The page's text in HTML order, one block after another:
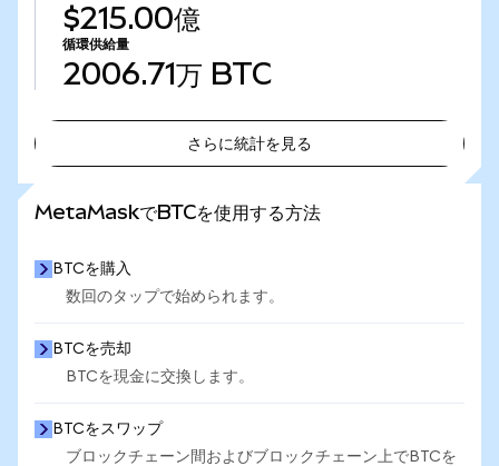
$215.00億
循環供給量
2006.71万 BTC
さらに統計を見る
MetaMaskでBTCを使用する方法
BTCを購入
数回のタップで始められます。
BTCを売却
BTCを現金に交換します。
BTCをスワップ
ブロックチェーン間およびブロックチェーン上でBTCを